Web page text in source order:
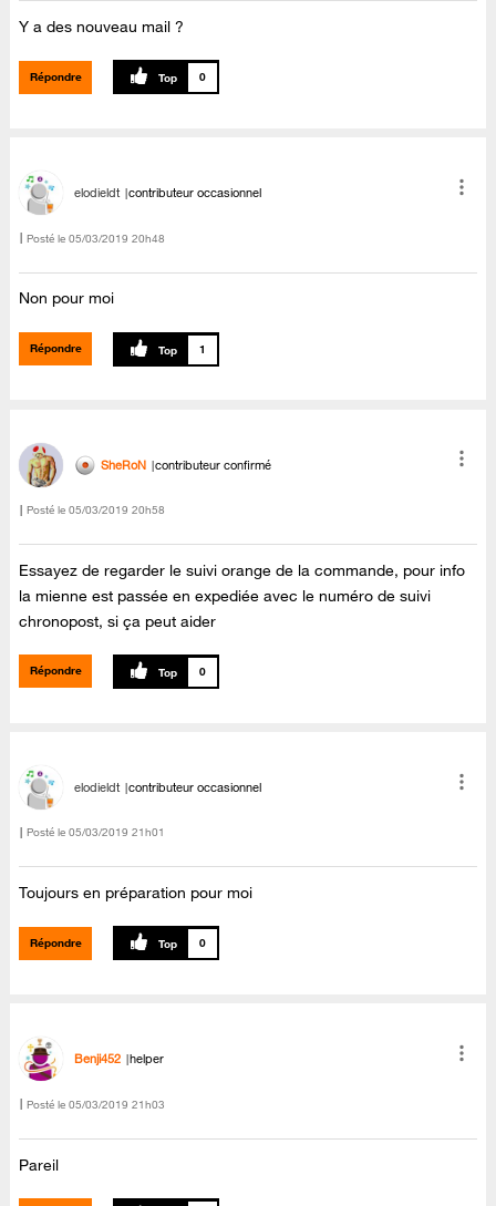
Y a des nouveau mail ?
Répondre 0
elodieldt contributeur occasionnel
Posté le ‎05/03/2019 20h48
Non pour moi
Répondre 1
SheRoN contributeur confirmé
Posté le ‎05/03/2019 20h58
Essayez de regarder le suivi orange de la commande, pour info
la mienne est passée en expediée avec le numéro de suivi
chronopost, si ça peut aider
Répondre 0
elodieldt contributeur occasionnel
Posté le ‎05/03/2019 21h01
Toujours en préparation pour moi
Répondre 0
Benji452 helper
Posté le ‎05/03/2019 21h03
Pareil